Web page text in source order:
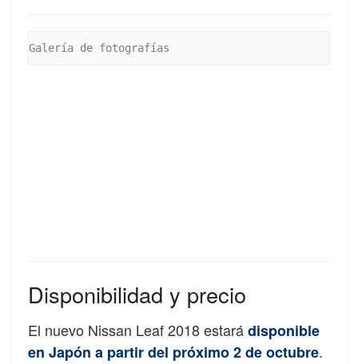
Galería de fotografías
Disponibilidad y precio
El nuevo Nissan Leaf 2018 estarádisponible
en Japón a partir del próximo 2 de octubre.